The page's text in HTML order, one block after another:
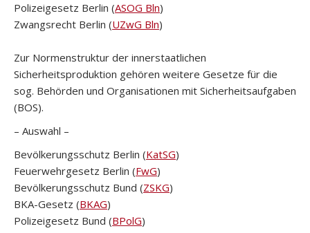
Polizeigesetz Berlin (ASOG Bln)
Zwangsrecht Berlin (UZwG Bln)
Zur Normenstruktur der innerstaatlichen
Sicherheitsproduktion gehören weitere Gesetze für die
sog. Behörden und Organisationen mit Sicherheitsaufgaben
(BOS).
– Auswahl –
Bevölkerungsschutz Berlin (KatSG)
Feuerwehrgesetz Berlin (FwG)
Bevölkerungsschutz Bund (ZSKG)
BKA-Gesetz (BKAG)
Polizeigesetz Bund (BPolG)